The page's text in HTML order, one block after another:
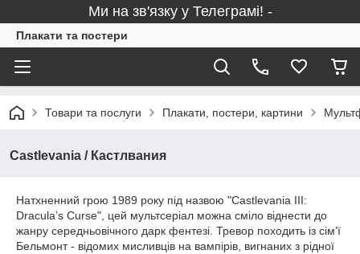
Ми на зв'язку у Телеграмі! -
Плакати та постери
Товари та послуги Плакати, постери, картини
Castlevania / Кастлвания
Натхненний грою 1989 року під назвою "Castlevania III:
Dracula’s Curse", цей мультсеріал можна сміло віднести до
жанру середньовічного дарк фентезі. Тревор походить із сім’ї
Бельмонт - відомих мисливців на вампірів, вигнаних з рідної